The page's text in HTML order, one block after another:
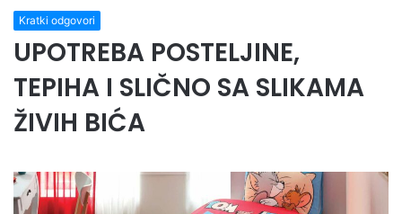
Kratki odgovori
UPOTREBA POSTELJINE,
TEPIHA I SLIČNO SA SLIKAMA
ŽIVIH BIĆA